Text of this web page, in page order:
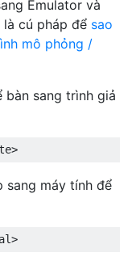
Emulator và
cú pháp để sao
mô phỏng /
bàn sang trình giả
sang máy tính để